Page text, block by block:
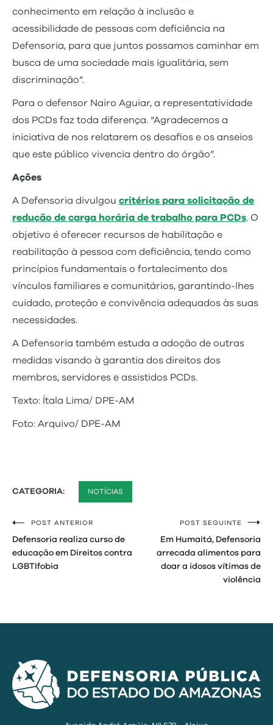
conhecimento em relação à inclusão e
acessibilidade de pessoas com deficiência na
Defensoria, para que juntos possamos caminhar em
busca de uma sociedade mais igualitária, sem
discriminação”.
Para o defensor Nairo Aguiar, a representatividade
dos PCDs faz toda diferença. “Agradecemos a
iniciativa de nos relatarem os desafios e os anseios
que este público vivencia dentro do órgão”.
Ações
A Defensoria divulgou critérios para solicitação de
redução de carga horária de trabalho para PCDs. O
objetivo é oferecer recursos de habilitação e
reabilitação à pessoa com deficiência, tendo como
princípios fundamentais o fortalecimento dos
vínculos familiares e comunitários, garantindo-lhes
cuidado, proteção e convivência adequados às suas
necessidades.
A Defensoria também estuda a adoção de outras
medidas visando à garantia dos direitos dos
membros, servidores e assistidos PCDs.
Texto: Ítala Lima/ DPE-AM
Foto: Arquivo/ DPE-AM
CATEGORIA: NOTÍCIAS
Navegação
de
Post
POST ANTERIOR
Defensoria realiza curso de
educação em Direitos contra
LGBTIfobia
POST SEGUINTE
Em Humaitá, Defensoria
arrecada alimentos para
doar a idosos vítimas de
violência